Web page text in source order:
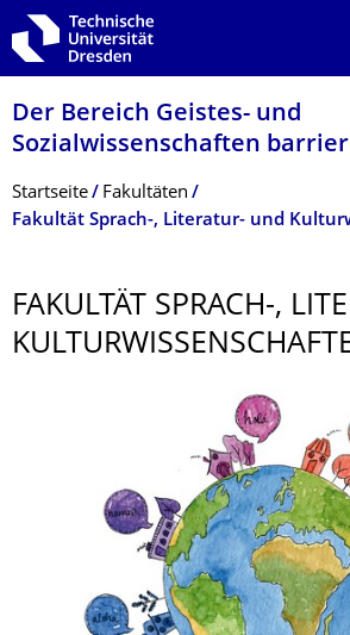
Zur Hauptnavigation springen
Zur Suche springen
Zum Inhalt springen
Der Bereich Geistes- und
Sozialwissenschaf­ten
Breadcrumb-Menü
Startseite
Fakultäten
Fakultät Sprach-, Literatur- und
FAKULTÄT SPRACH-,